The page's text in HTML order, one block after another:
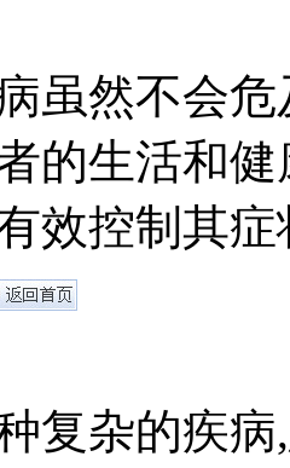
虽然不会
的生活和
效控制其
复杂的疾